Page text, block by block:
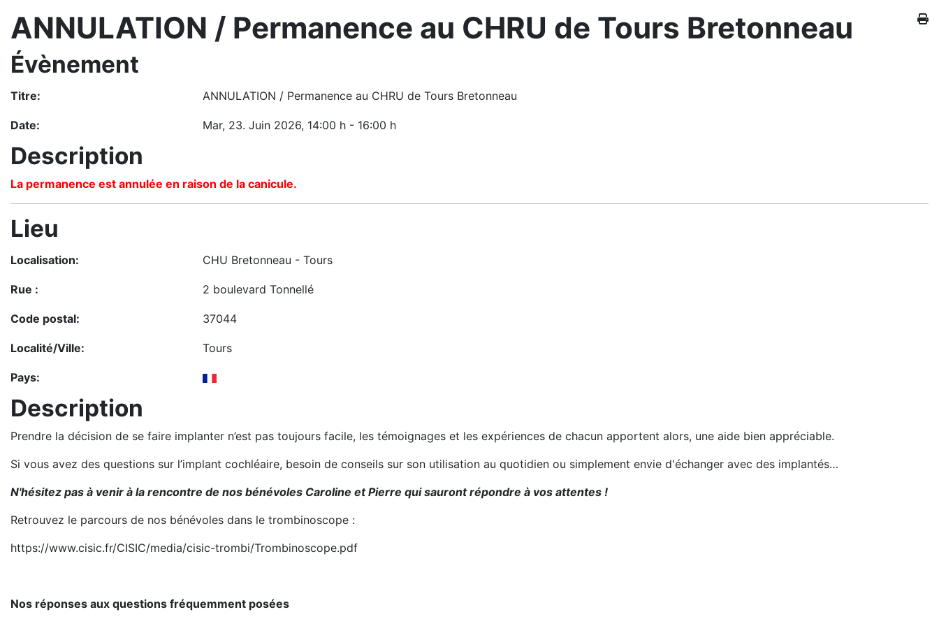
ANNULATION / Permanence au CHRU de Tours Bretonneau
Évènement
Titre: ANNULATION / Permanence au CHRU de Tours Bretonneau
Date: Mar, 23. Juin 2026, 14:00 h - 16:00 h
Description
La permanence est annulée en raison de la canicule.
Lieu
Localisation: CHU Bretonneau - Tours
Rue : 2 boulevard Tonnellé
Code postal: 37044
Localité/Ville: Tours
Pays:
Description
Prendre la décision de se faire implanter n’est pas toujours facile, les témoignages et les expériences de chacun apportent alors, une aide bien appréciable.
Si vous avez des questions sur l’implant cochléaire, besoin de conseils sur son utilisation au quotidien ou simplement envie d'échanger avec des implantés…
N'hésitez pas à venir à la rencontre de nos bénévoles Caroline et Pierre qui sauront répondre à vos attentes !
Retrouvez le parcours de nos bénévoles dans le trombinoscope :
https://www.cisic.fr/CISIC/media/cisic-trombi/Trombinoscope.pdf
Nos réponses aux questions fréquemment posées